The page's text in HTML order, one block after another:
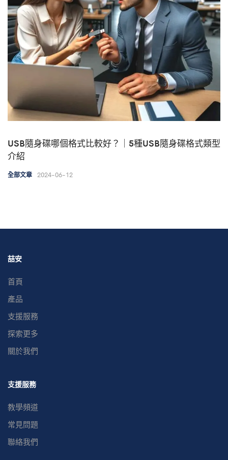
USB隨身碟哪個格式比較好？｜5種USB隨身碟格式類型
介紹
全部文章 2024-06-12
喆安
首頁
產品
支援服務
探索更多
關於我們
支援服務
教學頻道
常見問題
聯絡我們